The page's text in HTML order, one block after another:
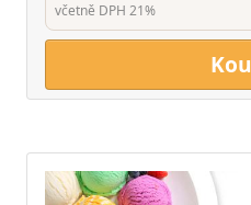
včetně DPH 21%